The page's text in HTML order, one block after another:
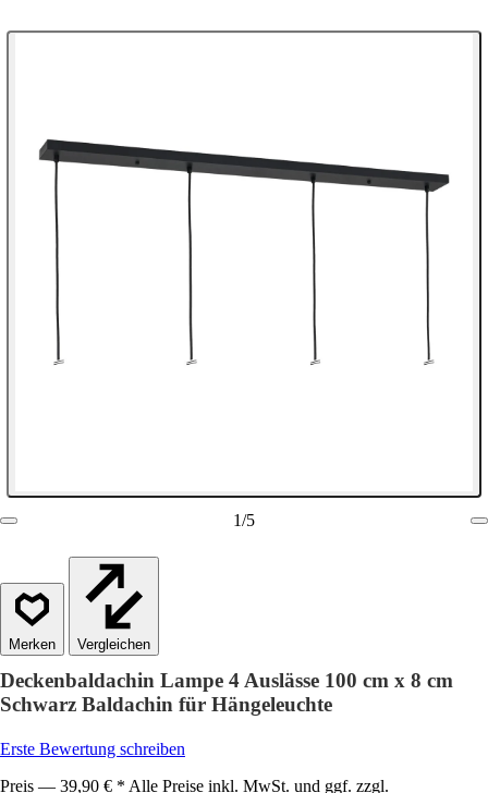
1/5
Vergleichen
Deckenbaldachin Lampe 4 Auslässe 100 cm x 8 cm
Schwarz Baldachin für Hängeleuchte
Erste Bewertung schreiben
Preis — 39,90 € * Alle Preise inkl. MwSt. und ggf. zzgl.